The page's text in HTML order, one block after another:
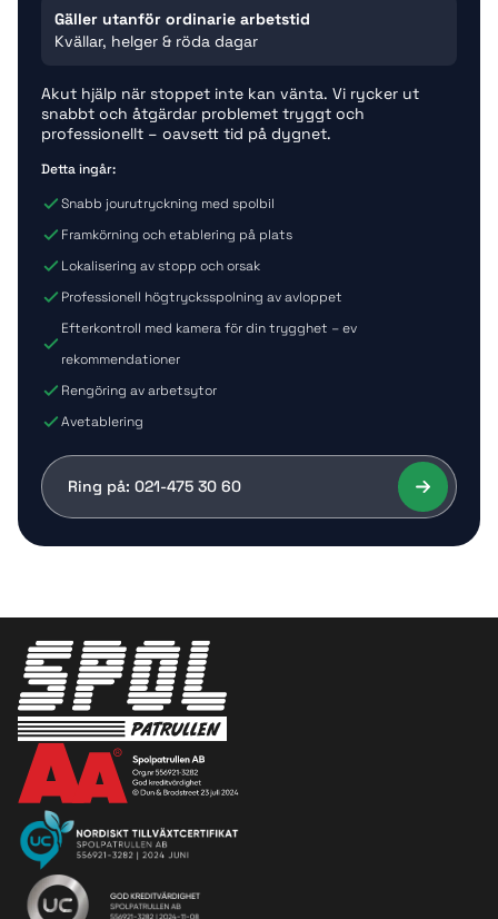
Gäller utanför ordinarie arbetstid
Kvällar, helger & röda dagar
Akut hjälp när stoppet inte kan vänta. Vi rycker ut
snabbt och åtgärdar problemet tryggt och
professionellt – oavsett tid på dygnet.
Detta ingår:
Snabb jourutryckning med spolbil
Framkörning och etablering på plats
Lokalisering av stopp och orsak
Professionell högtrycksspolning av avloppet
Efterkontroll med kamera för din trygghet – ev
rekommendationer
Rengöring av arbetsytor
Avetablering
Ring på: 021-475 30 60